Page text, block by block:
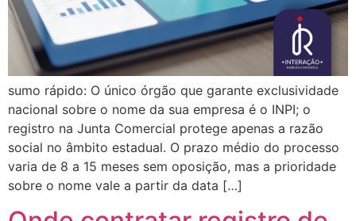
sumo rápido: O único órgão que garante exclusividade
nacional sobre o nome da sua empresa é o INPI; o
registro na Junta Comercial protege apenas a razão
social no âmbito estadual. O prazo médio do processo
varia de 8 a 15 meses sem oposição, mas a prioridade
sobre o nome vale a partir da data […]